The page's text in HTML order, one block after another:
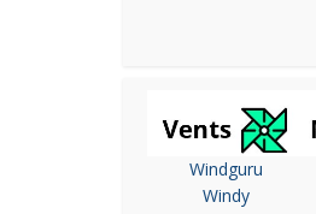
Windguru
Windy